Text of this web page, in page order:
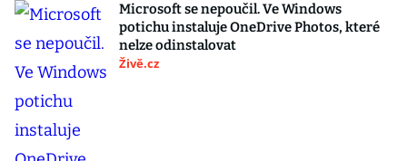
Microsoft se nepoučil. Ve Windows
potichu instaluje OneDrive Photos, které
nelze odinstalovat
Živě.cz